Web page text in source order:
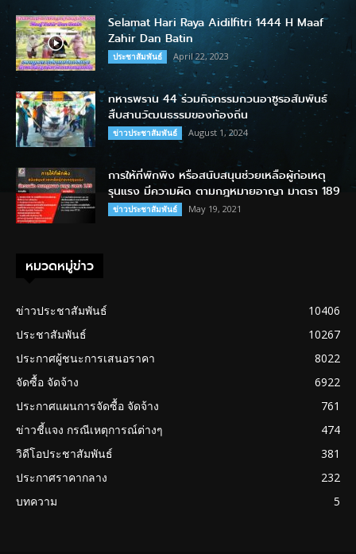
Selamat Hari Raya Aidilfitri 1444 H Maaf
Zahir Dan Batin
ประชาสัมพันธ์ April 22, 2023
ทหารพราน 44 ร่วมกิจกรรมกวนอาซูรอสัมพันธ์
สืบสานวัฒนธรรมของท้องถิ่น
ข่าวประชาสัมพันธ์ August 1, 2024
การให้ที่พักพิง หรือสนับสนุนช่วยเหลือผู้ก่อเหตุ
รุนแรง มีความผิด ตามกฎหมายอาญา มาตรา 189
ข่าวประชาสัมพันธ์ May 19, 2021
หมวดหมู่ข่าว
ข่าวประชาสัมพันธ์
10406
ประชาสัมพันธ์
10267
ประกาศผู้ชนะการเสนอราคา
8022
จัดซื้อ จัดจ้าง
6922
ประกาศแผนการจัดซื้อ จัดจ้าง
761
ข่าวชี้แจง กรณีเหตุการณ์ต่างๆ
474
วิดีโอประชาสัมพันธ์
381
ประกาศราคากลาง
232
บทความ
5